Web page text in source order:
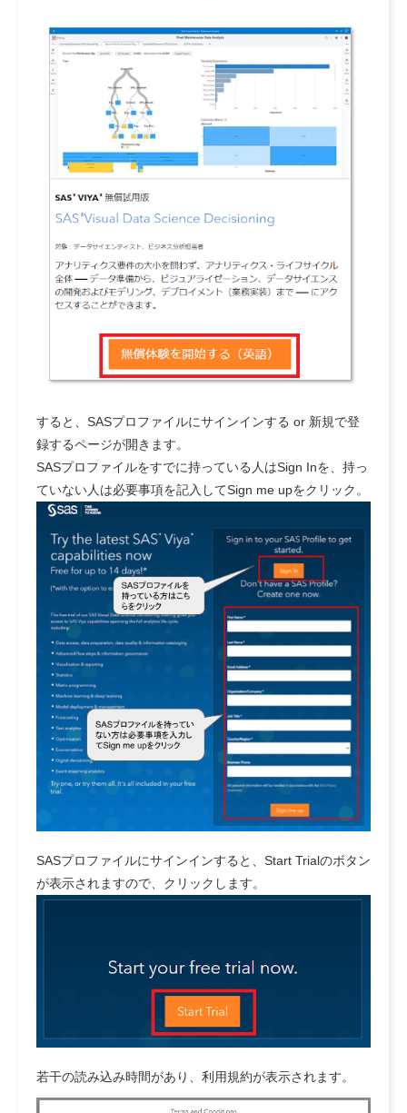
すると、SASプロファイルにサインインする or 新規で登
録するページが開きます。
SASプロファイルをすでに持っている人はSign Inを、持っ
ていない人は必要事項を記入してSign me upをクリック。
SASプロファイルにサインインすると、Start Trialのボタン
が表示されますので、クリックします。
若干の読み込み時間があり、利用規約が表示されます。